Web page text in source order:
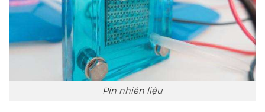
Pin nhiên liệu